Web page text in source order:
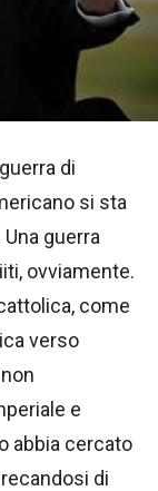
di
si sta
guerra
ovviamente.
come
verso
e
abbia cercato
di